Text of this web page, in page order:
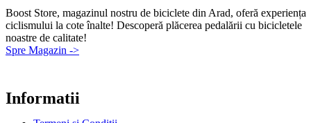
Boost Store, magazinul nostru de biciclete din Arad, oferă experiența
ciclismului la cote înalte! Descoperă plăcerea pedalării cu bicicletele
noastre de calitate!
Spre Magazin ->
Informatii